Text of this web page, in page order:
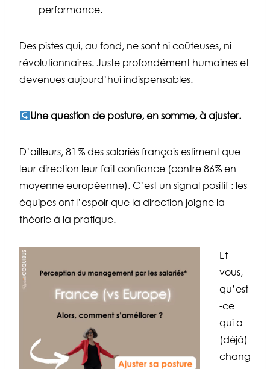
performance.
Des pistes qui, au fond, ne sont ni coûteuses, ni
révolutionnaires. Juste profondément humaines et
devenues aujourd’hui indispensables.
Une question de posture, en somme, à ajuster.
D’ailleurs, 81 % des salariés français estiment que
leur direction leur fait confiance (contre 86% en
moyenne européenne). C’est un signal positif : les
équipes ont l’espoir que la direction joigne la
théorie à la pratique.
Et
vous,
qu’est
-ce
qui a
(déjà)
chang